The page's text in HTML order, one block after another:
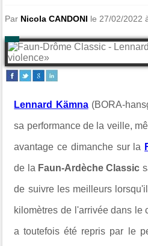
Par Nicola CANDONI le 27/02/2022
Lennard Kämna(BORA-
sa performance de la veille,
avantage ce dimanche sur la
de la Faun-Ardèche Classic
de suivre les meilleurs
kilomètres de l'arrivée dans le
a toutefois été repris par le